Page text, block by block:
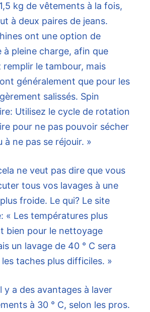
kg de vêtements à la fois,
à deux paires de jeans.
ont une option de
à pleine charge, afin que
remplir le tambour, mais
généralement que pour les
salissés. Spin
Utilisez le cycle de rotation
pour ne pas pouvoir sécher
à ne pas se réjouir. »
ne veut pas dire que vous
tous vos lavages à une
froide. Le qui? Le site
« Les températures plus
bien pour le nettoyage
un lavage de 40 ° C sera
taches plus difficiles. »
y a des avantages à laver
à 30 ° C, selon les pros.